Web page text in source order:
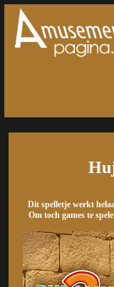
Dit spelletje werkt
Om toch games te